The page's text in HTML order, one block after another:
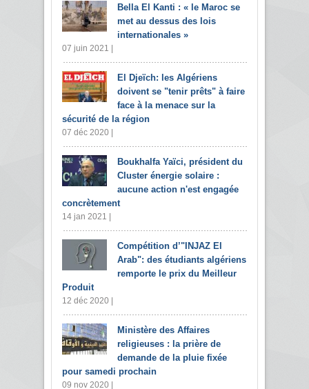
Bella El Kanti : « le Maroc se
met au dessus des lois
internationales »
07 juin 2021 |
El Djeïch: les Algériens
doivent se "tenir prêts" à faire
face à la menace sur la
sécurité de la région
07 déc 2020 |
Boukhalfa Yaïci, président du
Cluster énergie solaire :
aucune action n'est engagée
concrètement
14 jan 2021 |
Compétition d’"INJAZ El
Arab": des étudiants algériens
remporte le prix du Meilleur
Produit
12 déc 2020 |
Ministère des Affaires
religieuses : la prière de
demande de la pluie fixée
pour samedi prochain
09 nov 2020 |